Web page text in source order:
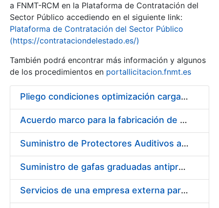
Mostra/Amaga
a FNMT-RCM en la Plataforma de Contratación del
Sector Público accediendo en el siguiente link:
Plataforma de Contratación del Sector Público
(https://contrataciondelestado.es/)
También podrá encontrar más información y algunos
de los procedimientos en portallicitacion.fnmt.es
Pliego condiciones optimización cargas compras firmado
Acuerdo marco para la fabricación de piezas
Suministro de Protectores Auditivos a medida para las personas trabajadoras de los Centros de Trabajo de Madrid y Burgos
Suministro de gafas graduadas antiproyecciones para los trabajadores de la FNMT-RCM en los centros de trabajo de Madrid y Burgos
Servicios de una empresa externa para el asesoramiento y resolución de los recursos de alzada que se presentan relacionados con procesos de selección para la FNMT-RCM